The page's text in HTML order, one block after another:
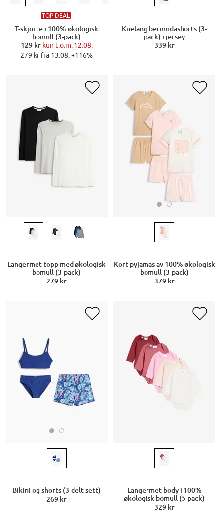
TOP DEAL
T-skjorte i 100% økologisk
bomull (3-pack)
129 krkun t.o.m. 12.08.
279 kr fra 13.08. +116%
Knelang bermudashorts (3-
pack) i jersey
339 kr
Langermet topp med økologisk
bomull (3-pack)
279 kr
Kort pyjamas av 100% økologisk
bomull (3-pack)
379 kr
Bikini og shorts (3-delt sett)
269 kr
Langermet body i 100%
økologisk bomull (5-pack)
329 kr